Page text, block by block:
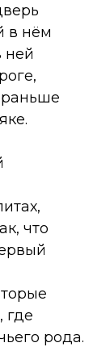
в нём
ней
что
где
рода.